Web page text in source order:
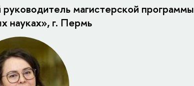
магистерской программы
науках», г. Пермь